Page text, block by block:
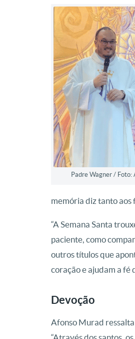
Padre Wagner / Foto:
memória diz tanto aos
“A Semana Santa
paciente, como
outros títulos que
coração e ajudam a fé
Devoção
Afonso Murad ressalta